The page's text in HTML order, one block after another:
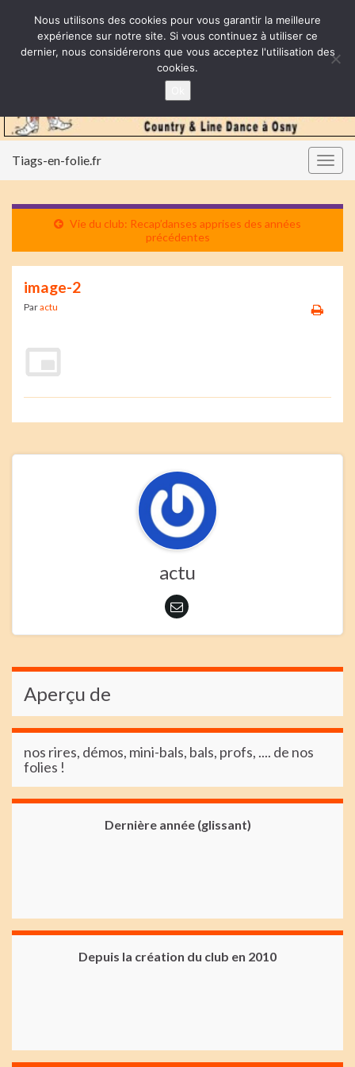
Tiags-en-folie.fr
Vie du club: Recap’danses apprises des années
précédentes
image-2
Paractu
actu
Aperçu de
nos rires, démos, mini-bals, bals, profs, .... de nos
folies !
Dernière année (glissant)
Depuis la création du club en 2010
Nous utilisons des cookies pour vous garantir la meilleure
expérience sur notre site. Si vous continuez à utiliser ce
dernier, nous considérerons que vous acceptez l'utilisation des
cookies.